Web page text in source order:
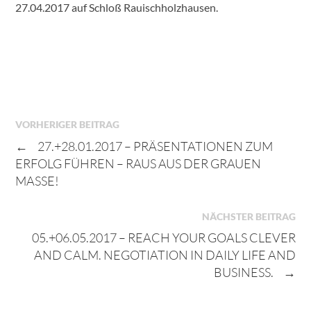
27.04.2017 auf Schloß Rauischholzhausen.
VORHERIGER BEITRAG
←
27.+28.01.2017 – PRÄSENTATIONEN ZUM
ERFOLG FÜHREN – RAUS AUS DER GRAUEN
MASSE!
NÄCHSTER BEITRAG
05.+06.05.2017 – REACH YOUR GOALS CLEVER
AND CALM. NEGOTIATION IN DAILY LIFE AND
BUSINESS.
→